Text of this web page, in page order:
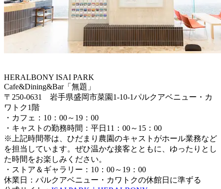
HERALBONY ISAI PARK
Cafe&Dining&Bar「無題」
〒250-0631 岩手県盛岡市菜園1‐10‐1パルクアベニュー・カ
ワトク1階
・カフェ：10：00～19：00
・キャストの勤務時間：平日11：00～15：00
※上記時間帯は、ひだまり農園のキャストがホール業務など
を担当しています。ぜひ温かな接客とともに、ゆったりとし
た時間をお楽しみください。
・ストア＆ギャラリー：10：00～19：00
休業日：パルクアベニュー・カワトクの休館日に準ずる